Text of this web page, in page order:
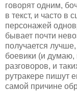
говорят одним,
в текст, и часто в
персонажей
бывает почти
получается
боевики (и думаю,
разговоров, и
рутракере пишут
самой причине